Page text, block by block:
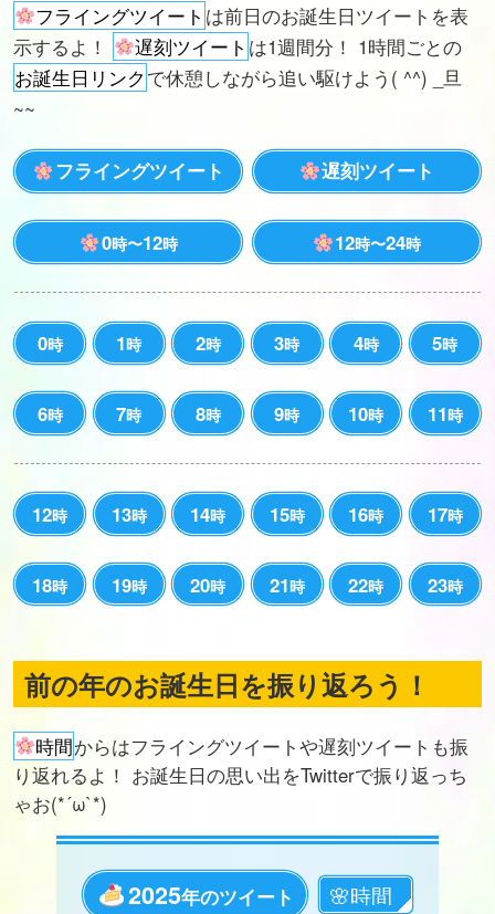
フライングツイート は前日のお誕生日ツイートを表
示するよ！
遅刻ツイート は1週間分！ 1時間ごとの
お誕生日リンク で休憩しながら追い駆けよう( ^^) _旦
~~
フライングツイート 遅刻ツイート
0時〜12時 12時〜24時
0時 1時 2時 3時 4時 5時
6時 7時 8時 9時 10時 11時
12時 13時 14時 15時 16時 17時
18時 19時 20時 21時 22時 23時
前の年のお誕生日を振り返ろう！
時間からはフライングツイートや遅刻ツイートも振
り返れるよ！ お誕生日の思い出をTwitterで振り返っち
ゃお(*´ω`*)
2025年のツイート